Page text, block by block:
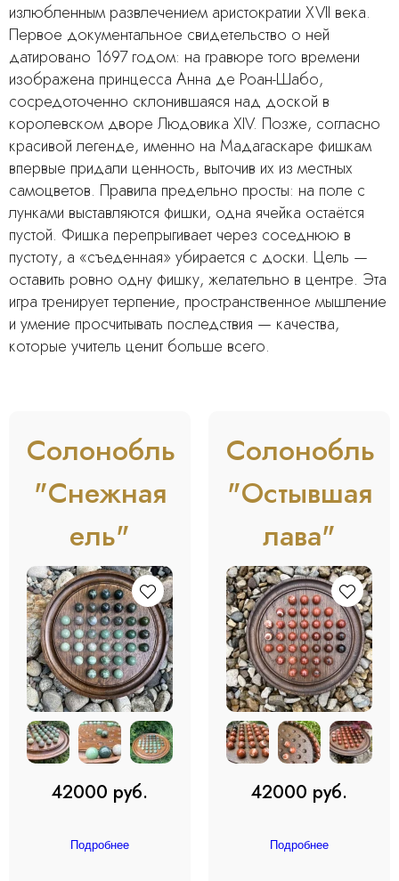
излюбленным развлечением аристократии XVII века.
Первое документальное свидетельство о ней
датировано 1697 годом: на гравюре того времени
изображена принцесса Анна де Роан-Шабо,
сосредоточенно склонившаяся над доской в
королевском дворе Людовика XIV. Позже, согласно
красивой легенде, именно на Мадагаскаре фишкам
впервые придали ценность, выточив их из местных
самоцветов. Правила предельно просты: на поле с
лунками выставляются фишки, одна ячейка остаётся
пустой. Фишка перепрыгивает через соседнюю в
пустоту, а «съеденная» убирается с доски. Цель —
оставить ровно одну фишку, желательно в центре. Эта
игра тренирует терпение, пространственное мышление
и умение просчитывать последствия — качества,
которые учитель ценит больше всего.
Солонобль
"Снежная
ель"
42000 руб.
Подробнее
Солонобль
"Остывшая
лава"
42000 руб.
Подробнее